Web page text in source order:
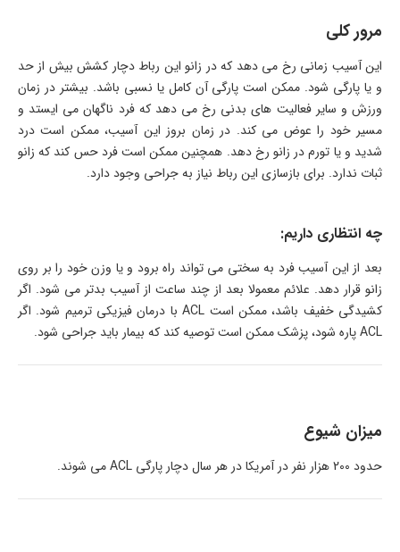
مرور کلی
این آسیب زمانی رخ می دهد که در زانو این رباط دچار کشش بیش از حد
و یا پارگی شود. ممکن است پارگی آن کامل یا نسبی باشد. بیشتر در زمان
ورزش و سایر فعالیت های بدنی رخ می دهد که فرد ناگهان می ایستد و
مسیر خود را عوض می کند. در زمان بروز این آسیب، ممکن است درد
شدید و یا تورم در زانو رخ دهد. همچنین ممکن است فرد حس کند که زانو
ثبات ندارد. برای بازسازی این رباط نیاز به جراحی وجود دارد.
چه انتظاری داریم:
بعد از این آسیب فرد به سختی می تواند راه برود و یا وزن خود را بر روی
زانو قرار دهد. علائم معمولا بعد از چند ساعت از آسیب بدتر می شود. اگر
کشیدگی خفیف باشد، ممکن است ACL با درمان فیزیکی ترمیم شود. اگر
ACL پاره شود، پزشک ممکن است توصیه کند که بیمار باید جراحی شود.
میزان شیوع
حدود 200 هزار نفر در آمریکا در هر سال دچار پارگی ACL می شوند.